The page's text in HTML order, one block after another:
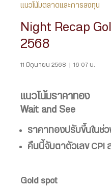
แนวโน้มตลาดและการลงทุน
Night Recap
2568
11 มิถุนายน 2568 | 16:07 น.
แนวโน้มราคาทอง
Wait and See
ราคาทองปรับขึ้นในช่ว
คืนนี้จับตาตัวเลข CPI
Gold spot